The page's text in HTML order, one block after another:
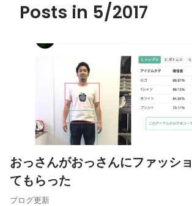
Posts in 5/2017
おっさんがおっさんにファッシ
てもらった
ブログ更新